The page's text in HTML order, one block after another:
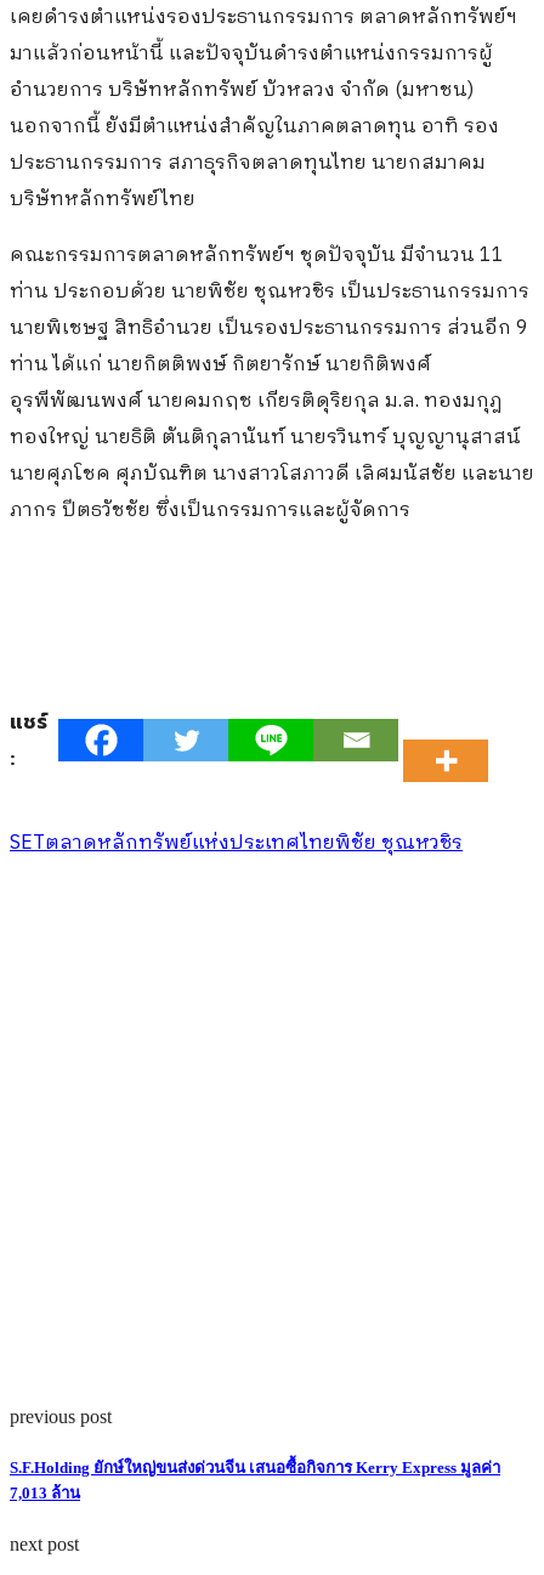
เคยดำรงตำแหน่งรองประธานกรรมการ ตลาดหลักทรัพย์ฯ
มาแล้วก่อนหน้านี้ และปัจจุบันดำรงตำแหน่งกรรมการผู้
อำนวยการ บริษัทหลักทรัพย์ บัวหลวง จำกัด (มหาชน)
นอกจากนี้ ยังมีตำแหน่งสำคัญในภาคตลาดทุน อาทิ รอง
ประธานกรรมการ สภาธุรกิจตลาดทุนไทย นายกสมาคม
บริษัทหลักทรัพย์ไทย
คณะกรรมการตลาดหลักทรัพย์ฯ ชุดปัจจุบัน มีจำนวน 11
ท่าน ประกอบด้วย นายพิชัย ชุณหวชิร เป็นประธานกรรมการ
นายพิเชษฐ สิทธิอำนวย เป็นรองประธานกรรมการ ส่วนอีก 9
ท่าน ได้แก่ นายกิตติพงษ์ กิตยารักษ์ นายกิติพงศ์
อุรพีพัฒนพงศ์ นายคมกฤช เกียรติดุริยกุล ม.ล. ทองมกุฎ
ทองใหญ่ นายธิติ ตันติกุลานันท์ นายรวินทร์ บุญญานุสาสน์
นายศุภโชค ศุภบัณฑิต นางสาวโสภาวดี เลิศมนัสชัย และนาย
ภากร ปีตธวัชชัย ซึ่งเป็นกรรมการและผู้จัดการ
แชร์
:
SETตลาดหลักทรัพย์แห่งประเทศไทยพิชัย ชุณหวชิร
previous post
S.F.Holding ยักษ์ใหญ่ขนส่งด่วนจีน เสนอซื้อกิจการ Kerry Express มูลค่า
7,013 ล้าน
next post